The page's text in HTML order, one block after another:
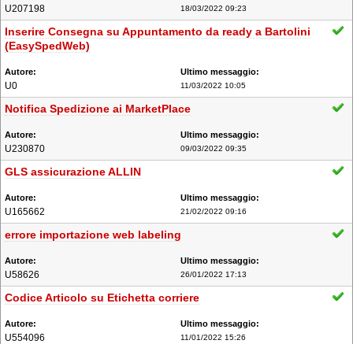
U207198 18/03/2022 09:23
Inserire Consegna su Appuntamento da ready a Bartolini
(EasySpedWeb)
U0 11/03/2022 10:05
Notifica Spedizione ai MarketPlace
U230870 09/03/2022 09:35
GLS assicurazione ALLIN
U165662 21/02/2022 09:16
errore importazione web labeling
U58626 26/01/2022 17:13
Codice Articolo su Etichetta corriere
U554096 11/01/2022 15:26